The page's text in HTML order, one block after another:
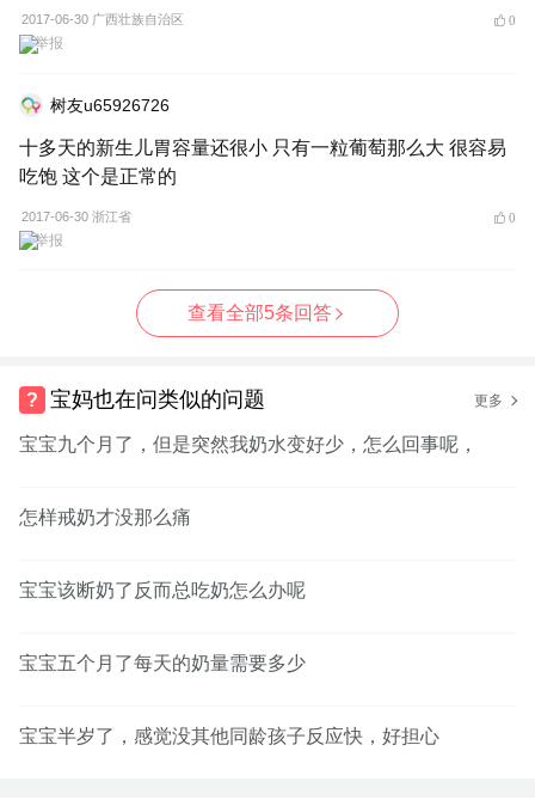
2017-06-30 广西壮族自治区 0
举报
树友u65926726
十多天的新生儿胃容量还很小 只有一粒葡萄那么大 很容易
吃饱 这个是正常的
2017-06-30 浙江省 0
举报
查看全部5条回答
宝妈也在问类似的问题 更多
宝宝九个月了，但是突然我奶水变好少，怎么回事呢，
怎样戒奶才没那么痛
宝宝该断奶了反而总吃奶怎么办呢
宝宝五个月了每天的奶量需要多少
宝宝半岁了，感觉没其他同龄孩子反应快，好担心